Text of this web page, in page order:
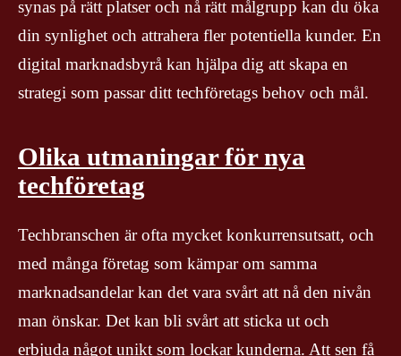
synas på rätt platser och nå rätt målgrupp kan du öka
din synlighet och attrahera fler potentiella kunder. En
digital marknadsbyrå kan hjälpa dig att skapa en
strategi som passar ditt techföretags behov och mål.
Olika utmaningar för nya
techföretag
Techbranschen är ofta mycket konkurrensutsatt, och
med många företag som kämpar om samma
marknadsandelar kan det vara svårt att nå den nivån
man önskar. Det kan bli svårt att sticka ut och
erbjuda något unikt som lockar kunderna. Att sen få